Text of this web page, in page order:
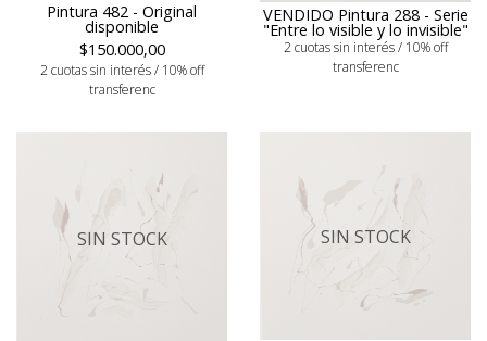
Pintura 482 - Original
disponible
$150.000,00
2 cuotas sin interés / 10% off
transferenc
VENDIDO Pintura 288 - Serie
"Entre lo visible y lo invisible"
2 cuotas sin interés / 10% off
transferenc
SIN STOCK SIN STOCK